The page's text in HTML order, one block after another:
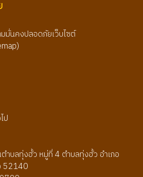
มั่นคงปลอดภัยเว็บไซต์
ป
ำบลทุ่งฮั้ว หมู่ที่ 4 ตำบลทุ่งฮั้ว อำเภอ
52140